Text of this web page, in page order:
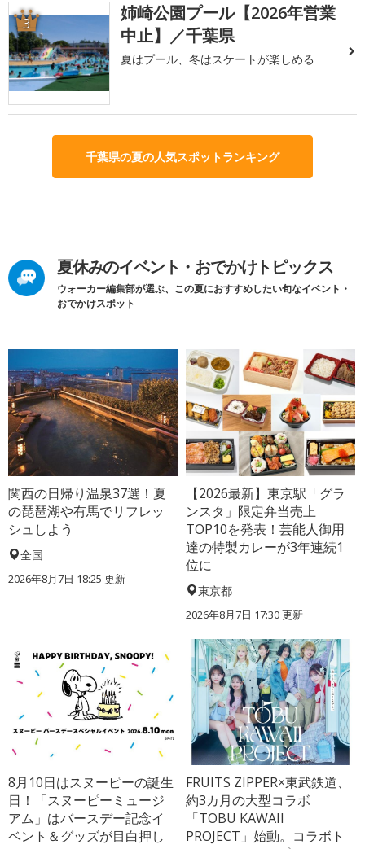
3
姉崎公園プール【2026年営業
中止】／千葉県
夏はプール、冬はスケートが楽しめる
千葉県の夏の人気スポットランキング
夏休みのイベント・おでかけトピックス
ウォーカー編集部が選ぶ、この夏におすすめしたい旬なイベント・
おでかけスポット
関西の日帰り温泉37選！夏
の琵琶湖や有馬でリフレッ
シュしよう
全国
2026年8月7日 18:25 更新
【2026最新】東京駅「グラ
ンスタ」限定弁当売上
TOP10を発表！芸能人御用
達の特製カレーが3年連続1
位に
東京都
2026年8月7日 17:30更新
8月10日はスヌーピーの誕生
日！「スヌーピーミュージ
アム」はバースデー記念イ
ベント＆グッズが目白押し
FRUITS ZIPPER×東武鉄道、
約3カ月の大型コラボ
「TOBU KAWAII
PROJECT」始動。コラボト